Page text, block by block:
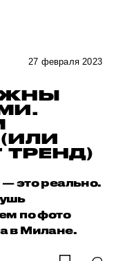
27 февраля 2023
ТРЕНД)
это реально.
по фото
в Милане.